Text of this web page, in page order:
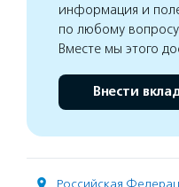
информация и
по любому
Вместе мы этого
Внести
Российская